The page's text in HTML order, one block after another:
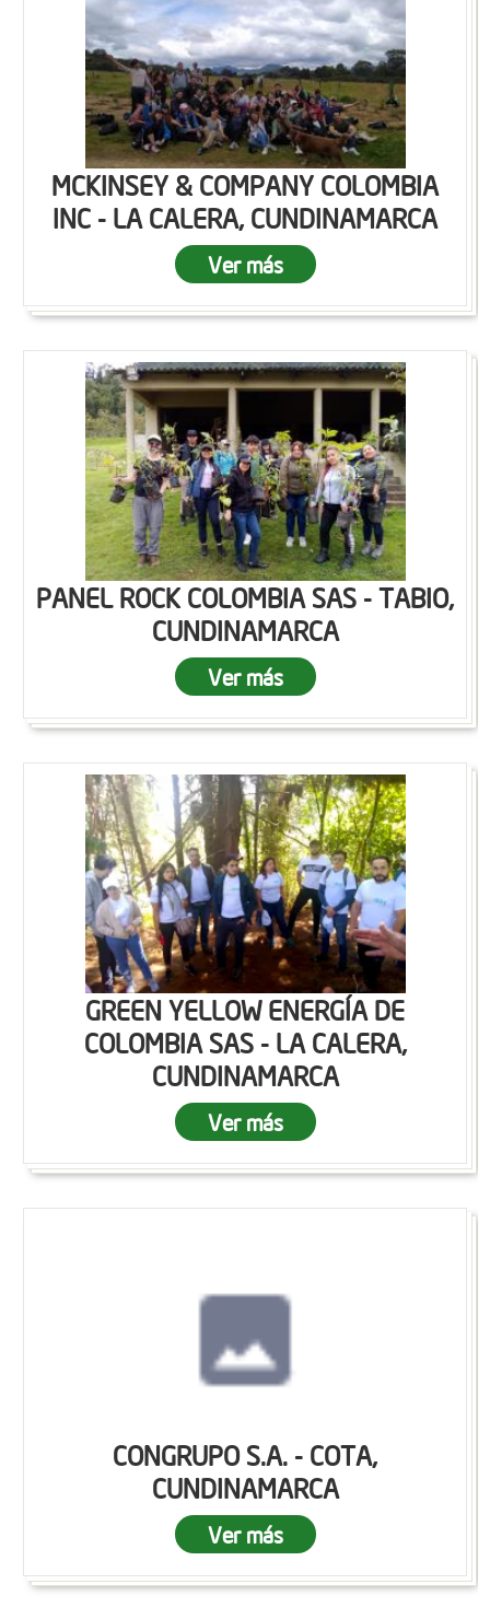
MCKINSEY & COMPANY COLOMBIA
INC - LA CALERA, CUNDINAMARCA
Ver más
PANEL ROCK COLOMBIA SAS - TABIO,
CUNDINAMARCA
Ver más
GREEN YELLOW ENERGÍA DE
COLOMBIA SAS - LA CALERA,
CUNDINAMARCA
Ver más
CONGRUPO S.A. - COTA,
CUNDINAMARCA
Ver más